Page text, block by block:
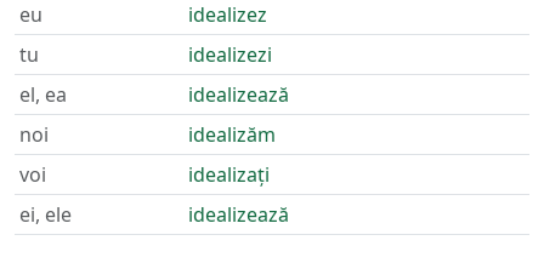
eu
idealizez
tu
idealizezi
el, ea
idealizează
noi
idealizăm
voi
idealizați
ei, ele
idealizează